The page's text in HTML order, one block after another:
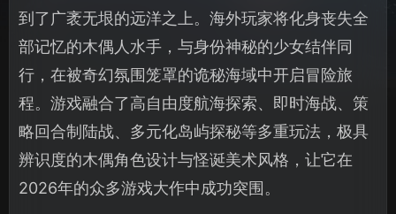
到了广袤无垠的远洋之上。海外玩家将化身丧失全
部记忆的木偶人水手，与身份神秘的少女结伴同
行，在被奇幻氛围笼罩的诡秘海域中开启冒险旅
程。游戏融合了高自由度航海探索、即时海战、策
略回合制陆战、多元化岛屿探秘等多重玩法，极具
辨识度的木偶角色设计与怪诞美术风格，让它在
2026年的众多游戏大作中成功突围。